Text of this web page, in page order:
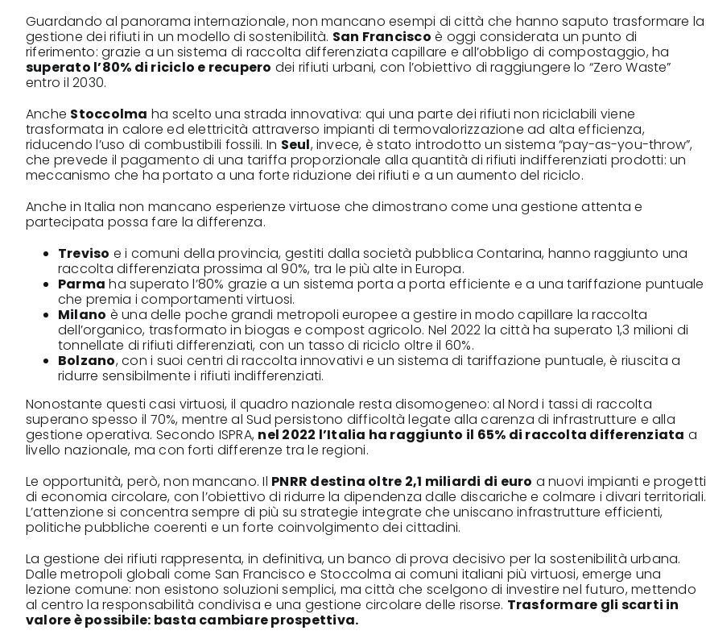
Guardando al panorama internazionale, non mancano esempi di città che hanno saputo trasformare la
gestione dei rifiuti in un modello di sostenibilità. San Francisco è oggi considerata un punto di
riferimento: grazie a un sistema di raccolta differenziata capillare e all’obbligo di compostaggio, ha
superato l’80% di riciclo e recupero dei rifiuti urbani, con l’obiettivo di raggiungere lo “Zero Waste”
entro il 2030.
Anche Stoccolma ha scelto una strada innovativa: qui una parte dei rifiuti non riciclabili viene
trasformata in calore ed elettricità attraverso impianti di termovalorizzazione ad alta efficienza,
riducendo l’uso di combustibili fossili. In Seul, invece, è stato introdotto un sistema “pay-as-you-throw”,
che prevede il pagamento di una tariffa proporzionale alla quantità di rifiuti indifferenziati prodotti: un
meccanismo che ha portato a una forte riduzione dei rifiuti e a un aumento del riciclo.
Anche in Italia non mancano esperienze virtuose che dimostrano come una gestione attenta e
partecipata possa fare la differenza.
Treviso e i comuni della provincia, gestiti dalla società pubblica Contarina, hanno raggiunto una
raccolta differenziata prossima al 90%, tra le più alte in Europa.
Parma ha superato l’80% grazie a un sistema porta a porta efficiente e a una tariffazione puntuale
che premia i comportamenti virtuosi.
Milano è una delle poche grandi metropoli europee a gestire in modo capillare la raccolta
dell’organico, trasformato in biogas e compost agricolo. Nel 2022 la città ha superato 1,3 milioni di
tonnellate di rifiuti differenziati, con un tasso di riciclo oltre il 60%.
Bolzano, con i suoi centri di raccolta innovativi e un sistema di tariffazione puntuale, è riuscita a
ridurre sensibilmente i rifiuti indifferenziati.
Nonostante questi casi virtuosi, il quadro nazionale resta disomogeneo: al Nord i tassi di raccolta
superano spesso il 70%, mentre al Sud persistono difficoltà legate alla carenza di infrastrutture e alla
gestione operativa. Secondo ISPRA, nel 2022 l’Italia ha raggiunto il 65% di raccolta differenziata a
livello nazionale, ma con forti differenze tra le regioni.
Le opportunità, però, non mancano. Il PNRR destina oltre 2,1 miliardi di euro a nuovi impianti e progetti
di economia circolare, con l’obiettivo di ridurre la dipendenza dalle discariche e colmare i divari territoriali.
L’attenzione si concentra sempre di più su strategie integrate che uniscano infrastrutture efficienti,
politiche pubbliche coerenti e un forte coinvolgimento dei cittadini.
La gestione dei rifiuti rappresenta, in definitiva, un banco di prova decisivo per la sostenibilità urbana.
Dalle metropoli globali come San Francisco e Stoccolma ai comuni italiani più virtuosi, emerge una
lezione comune: non esistono soluzioni semplici, ma città che scelgono di investire nel futuro, mettendo
al centro la responsabilità condivisa e una gestione circolare delle risorse. Trasformare gli scarti in
valore è possibile: basta cambiare prospettiva.